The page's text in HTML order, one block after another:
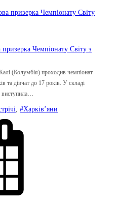
Чемпіонату Світу з
(Колумбія) проходив чемпіонат
та дівчат до 17 років. У складі
виступила…
, #Харків’яни